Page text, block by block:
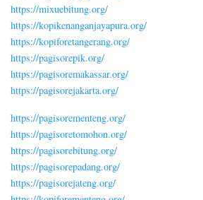
https://mixuebitung.org/
https://kopikenanganjayapura.org/
https://kopiforetangerang.org/
https://pagisorepik.org/
https://pagisoremakassar.org/
https://pagisorejakarta.org/
https://pagisorementeng.org/
https://pagisoretomohon.org/
https://pagisorebitung.org/
https://pagisorepadang.org/
https://pagisorejateng.org/